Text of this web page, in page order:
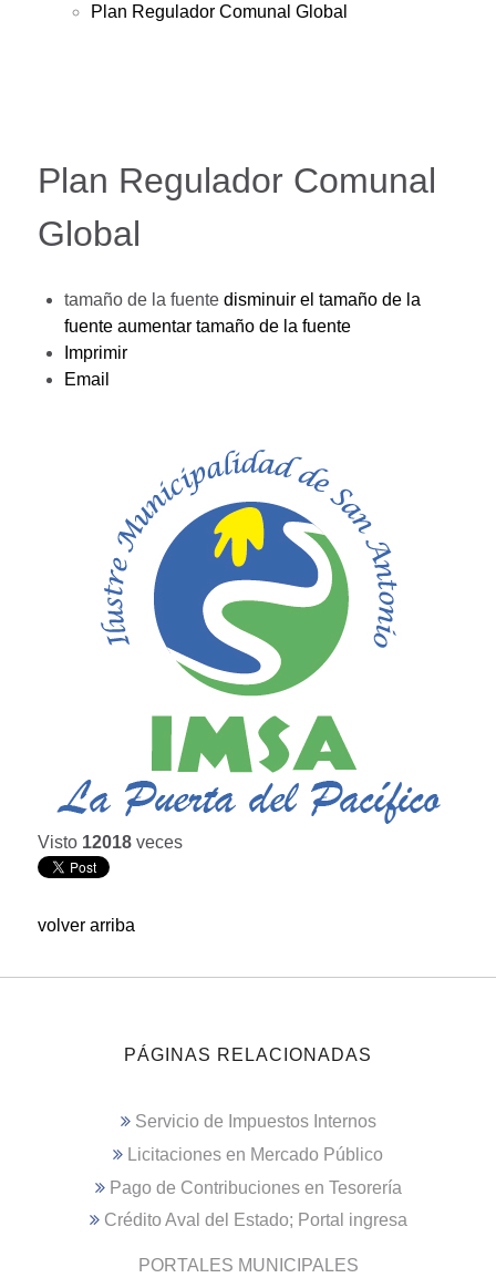
Plan Regulador Comunal Global
Plan Regulador Comunal
Global
tamaño de la fuente disminuir el tamaño de la
fuente aumentar tamaño de la fuente
Imprimir
Email
Visto 12018 veces
volver arriba
PÁGINAS RELACIONADAS
Servicio de Impuestos Internos
Licitaciones en Mercado Público
Pago de Contribuciones en Tesorería
Crédito Aval del Estado; Portal ingresa
PORTALES MUNICIPALES